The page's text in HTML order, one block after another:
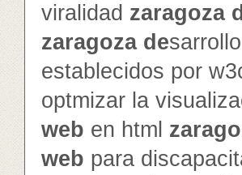
viralidad zaragoza
zaragoza desarrollo
establecidos por
optmizar la
web en html
web para